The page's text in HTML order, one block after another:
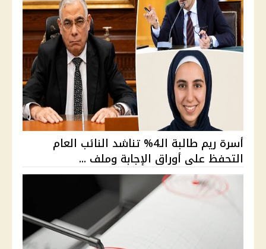
أسرة ريم طالبة الـ4% تناشد النائب العام
التحفظ على أوراق الإجابة وملف ...